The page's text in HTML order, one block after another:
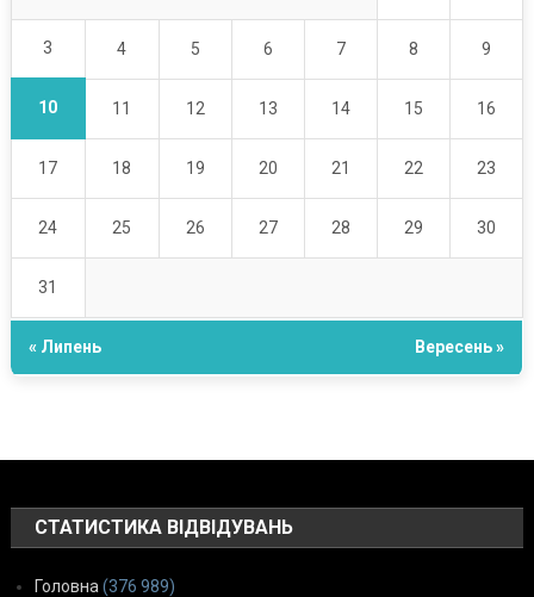
3 4 5 6 7 8 9
10 11 12 13 14 15 16
17 18 19 20 21 22 23
24 25 26 27 28 29 30
31
« Липень Вересень »
СТАТИСТИКА ВІДВІДУВАНЬ
Головна (376 989)